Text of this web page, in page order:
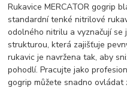
Rukavice MERCATOR gogrip
standardní tenké nitrilové
odolného nitrilu a vyznačují se
strukturou, která zajišťuje
rukavic je navržena tak, aby
pohodlí. Pracujte jako
gogrip můžete snadno ovládat